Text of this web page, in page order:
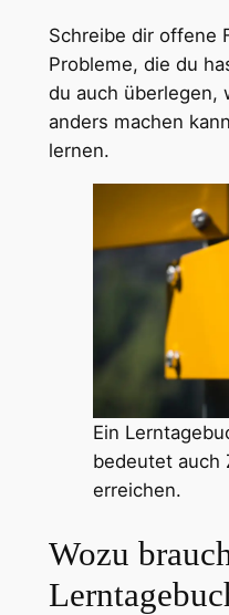
Schreibe dir offene
Probleme, die du
du auch überlegen,
anders machen
lernen.
Ein
bedeutet auch
erreichen.
Wozu